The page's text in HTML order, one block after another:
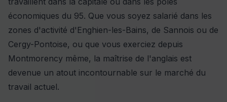
économiques du 95. Que vous soyez salarié dans les
zones d'activité d'Enghien-les-Bains, de Sannois ou de
Cergy-Pontoise, ou que vous exerciez depuis
Montmorency même, la maîtrise de l'anglais est
devenue un atout incontournable sur le marché du
travail actuel.